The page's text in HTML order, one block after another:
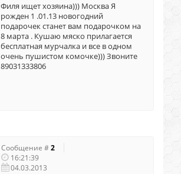
Филя ищет хозяина))) Москва Я
рожден 1 .01.13 новогодний
подарочек станет вам подарочком на
8 марта . Кушаю мяско прилагается
бесплатная мурчалка и все в одном
очень пушистом комочке))) Звоните
89031333806
Сообщение #2
16:21:39
04.03.2013